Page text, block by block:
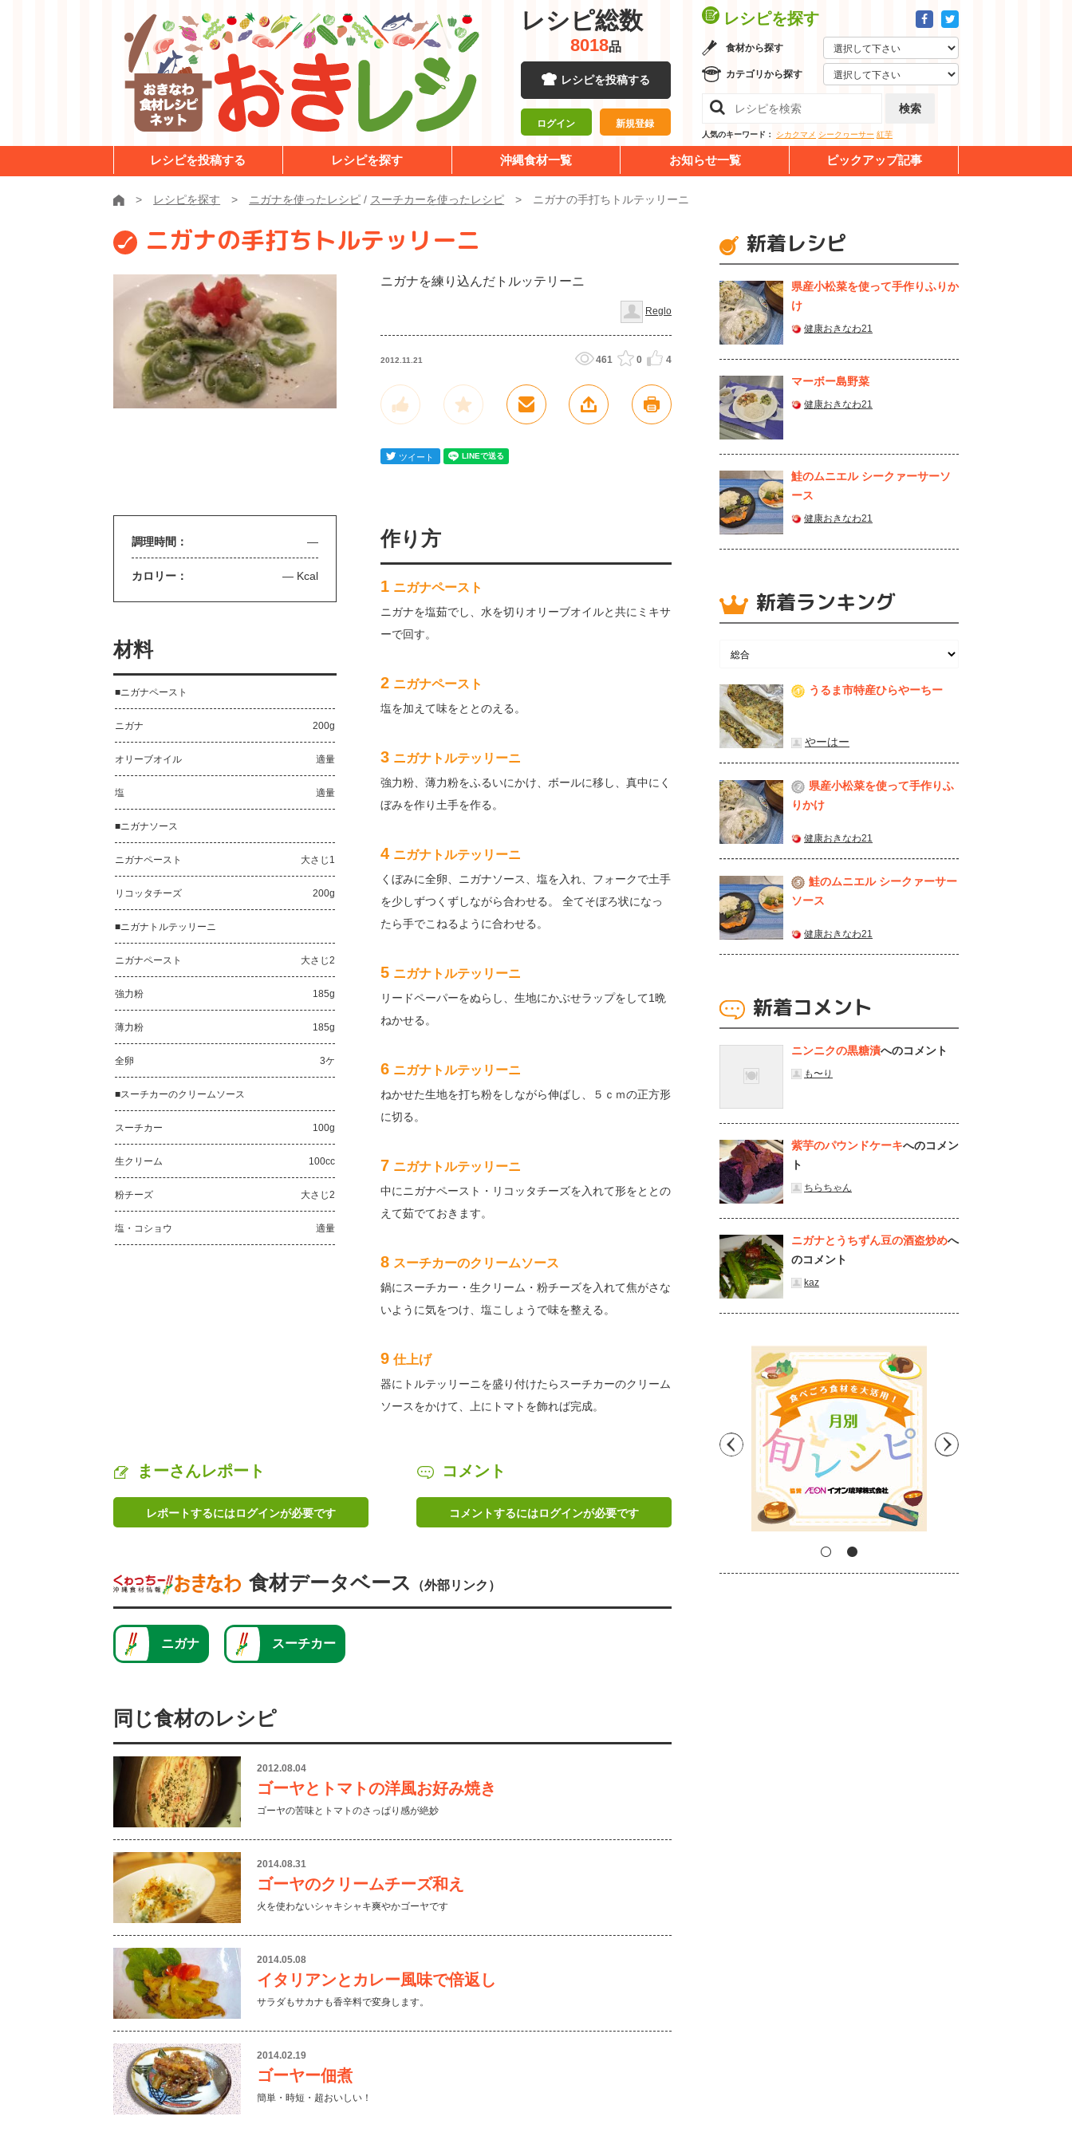
レシピ総数
8018品
レシピを投稿する
ログイン 新規登録
レシピを探す
食材から探す
カテゴリから探す
検索
人気のキーワード： シカクマメ シークヮーサー 紅芋
レシピを投稿する レシピを探す 沖縄食材一覧 お知らせ一覧 ピックアップ記事
レシピを探す ニガナを使ったレシピ / スーチカーを使ったレシピ ニガナの手打ちトルテッリーニ
ニガナの手打ちトルテッリーニ
ニガナを練り込んだトルッテリーニ
Reglo
2012.11.21 461 0 4
調理時間： —
カロリー： — Kcal
材料
■ニガナペースト
ニガナ 200g
オリーブオイル 適量
塩 適量
■ニガナソース
ニガナペースト 大さじ1
リコッタチーズ 200g
■ニガナトルテッリーニ
ニガナペースト 大さじ2
強力粉 185g
薄力粉 185g
全卵 3ケ
■スーチカーのクリームソース
スーチカー 100g
生クリーム 100cc
粉チーズ 大さじ2
塩・コショウ 適量
作り方
1 ニガナペースト
ニガナを塩茹でし、水を切りオリーブオイルと共にミキサ
ーで回す。
2 ニガナペースト
塩を加えて味をととのえる。
3 ニガナトルテッリーニ
強力粉、薄力粉をふるいにかけ、ボールに移し、真中にく
ぼみを作り土手を作る。
4 ニガナトルテッリーニ
くぼみに全卵、ニガナソース、塩を入れ、フォークで土手
を少しずつくずしながら合わせる。 全てそぼろ状になっ
たら手でこねるように合わせる。
5 ニガナトルテッリーニ
リードペーパーをぬらし、生地にかぶせラップをして1晩
ねかせる。
6 ニガナトルテッリーニ
ねかせた生地を打ち粉をしながら伸ばし、５ｃｍの正方形
に切る。
7 ニガナトルテッリーニ
中にニガナペースト・リコッタチーズを入れて形をととの
えて茹でておきます。
8 スーチカーのクリームソース
鍋にスーチカー・生クリーム・粉チーズを入れて焦がさな
いように気をつけ、塩こしょうで味を整える。
9 仕上げ
器にトルテッリーニを盛り付けたらスーチカーのクリーム
ソースをかけて、上にトマトを飾れば完成。
まーさんレポート
レポートするにはログインが必要です
コメント
コメントするにはログインが必要です
食材データベース （外部リンク）
ニガナ スーチカー
同じ食材のレシピ
2012.08.04
ゴーヤとトマトの洋風お好み焼き
ゴーヤの苦味とトマトのさっぱり感が絶妙
2014.08.31
ゴーヤのクリームチーズ和え
火を使わないシャキシャキ爽やかゴーヤです
2014.05.08
イタリアンとカレー風味で倍返し
サラダもサカナも香辛料で変身します。
2014.02.19
ゴーヤー佃煮
簡単・時短・超おいしい！
新着レシピ
県産⼩松菜を使って⼿作りふりか
け
健康おきなわ21
マーボー島野菜
健康おきなわ21
鮭のムニエル シークァーサーソ
ース
健康おきなわ21
新着ランキング
1 うるま市特産ひらやーちー
やーはー
2
県産⼩松菜を使って⼿作りふ
りかけ
健康おきなわ21
3
鮭のムニエル シークァーサー
ソース
健康おきなわ21
新着コメント
ニンニクの黒糖漬へのコメント
も〜り
紫芋のパウンドケーキへのコメン
ト
ちらちゃん
ニガナとうちずん豆の酒盗炒めへ
のコメント
kaz